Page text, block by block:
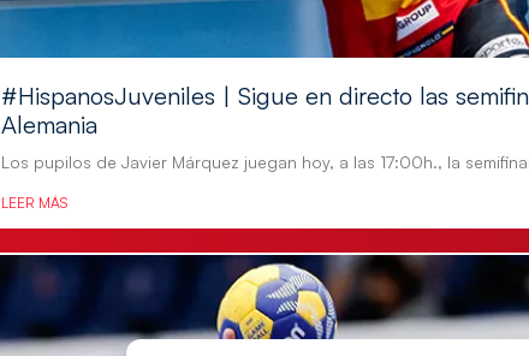
#HispanosJuveniles | Sigue en directo las
Alemania
Los pupilos de Javier Márquez juegan hoy, a las 17:00h., la
LEER MÁS